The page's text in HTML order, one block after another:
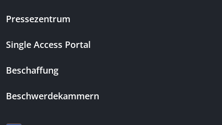
Pressezentrum
Single Access Portal
Beschaffung
Beschwerdekammern